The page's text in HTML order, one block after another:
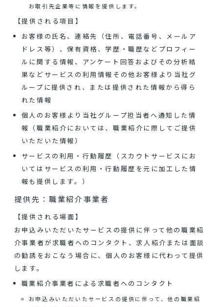
お取引先企業等に情報を提供します。
【提供される項目】
お客様の氏名、連絡先（住所、電話番号、メールア
ドレス等）、保有資格、学歴・職歴などプロフィー
ルに関する情報、アンケート回答およびその分析結
果などサービスの利用情報その他お客様より当社グ
ループに提供され、または提供された情報から得ら
れた情報
個人のお客様より当社グループ担当者へ通知した情
報（職業紹介においては、職業紹介に際してご提供
いただいた情報）
サービスの利用・行動履歴（スカウトサービスにお
いてはサービスの利用・行動履歴を元に加工した情
報も提供します。）
提供先：職業紹介事業者
【提供される場面】
お申込みいただいたサービスの提供に伴って他の職業紹
介事業者が求職者へのコンタクト、求人紹介または面談
の勧誘をおこなう場合に、個人のお客様に代わって提供
します。
職業紹介事業者による求職者へのコンタクト
お申込みいただいたサービスの提供に伴って、他の職業紹